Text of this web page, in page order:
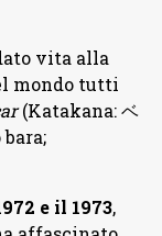
vita alla
mondo tutti
(Katakana: ベ
bara;
e il 1973,